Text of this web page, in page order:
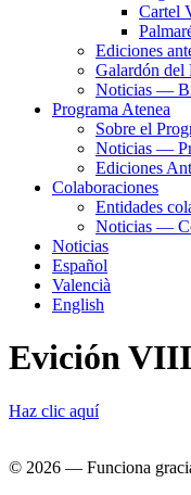
Cartel
Ediciones
Galardón del
Noticias —
Programa Atenea
Sobre el
Noticias —
Ediciones
Colaboraciones
Entidades
Noticias —
Noticias
Español
Valencià
English
Evición VIII
Haz clic aquí
© 2026 — Funciona